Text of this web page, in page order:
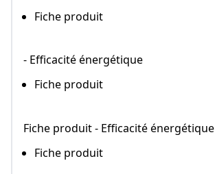
Fiche produit
- Efficacité énergétique
Fiche produit
Fiche produit - Efficacité énergétique
Fiche produit